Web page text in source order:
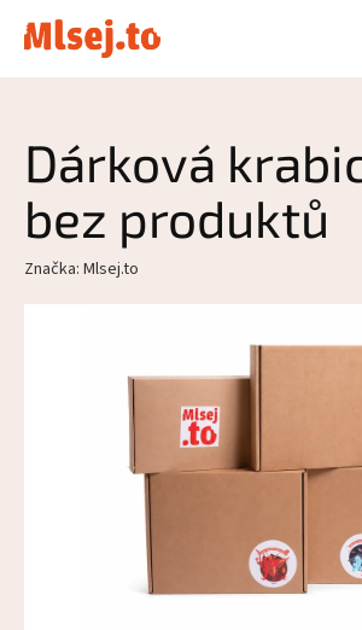
Dárková
bez produktů
Značka: Mlsej.to